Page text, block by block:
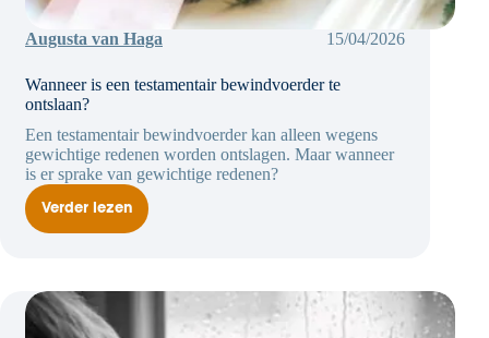
Augusta van Haga 15/04/2026
Wanneer is een testamentair bewindvoerder te
ontslaan?
Een testamentair bewindvoerder kan alleen wegens
gewichtige redenen worden ontslagen. Maar wanneer
is er sprake van gewichtige redenen?
Verder lezen
Wanneer
ontslaan?